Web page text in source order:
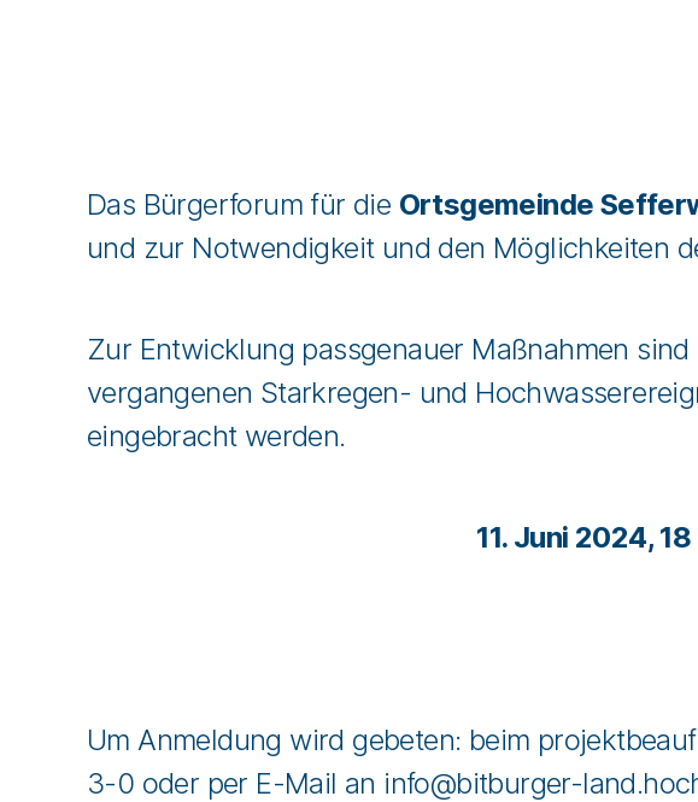
Das Bürgerforum für die Ortsgemeinde
und zur Notwendigkeit und den Möglichkeiten
Zur Entwicklung passgenauer Maßnahmen
vergangenen Starkregen- und
eingebracht werden.
11. Juni 2024,
Um Anmeldung wird gebeten: beim
3-0 oder per E-Mail an info@bitburger-